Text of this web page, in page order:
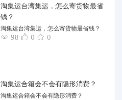
淘集运台湾集运，怎么寄货物最省
钱？
淘集运台湾集运，怎么寄货物最省钱？
98 0 0
淘集运合箱会不会有隐形消费？
淘集运合箱会不会有隐形消费？